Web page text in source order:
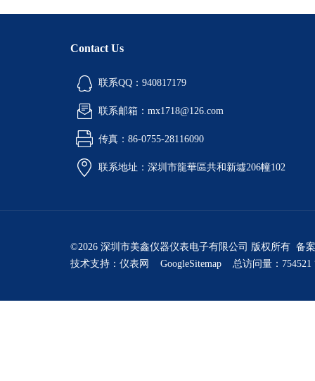
Contact Us
联系QQ：940817179
联系邮箱：mx1718@126.com
传真：86-0755-28116090
联系地址：深圳市龍華區共和新墟206幢102
©2026 深圳市美鑫仪器仪表电子有限公司 版权所有 备
技术支持： 仪表网 GoogleSitemap 总访问量：754521